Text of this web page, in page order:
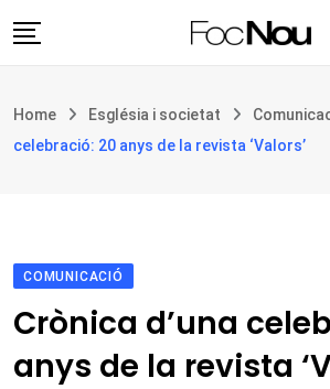
to
Filosofia i teologia
Botiga
Home Església i societat
celebració: 20 anys de la revista ‘Valors’
COMUNICACIÓ
Crònica d’una
anys de la revista